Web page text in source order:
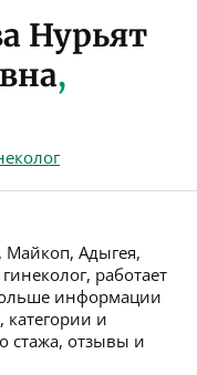
Нурьят
,
Майкоп, Адыгея,
работает
информации
и
стажа, отзывы и